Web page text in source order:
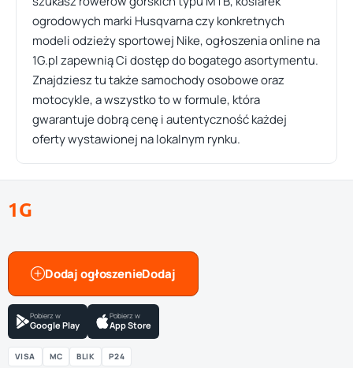
ogrodowych marki Husqvarna czy konkretnych
modeli odzieży sportowej Nike, ogłoszenia online na
1G.pl zapewnią Ci dostęp do bogatego asortymentu.
Znajdziesz tu także samochody osobowe oraz
motocykle, a wszystko to w formule, która
gwarantuje dobrą cenę i autentyczność każdej
oferty wystawionej na lokalnym rynku.
1G
Dodaj ogłoszenie
Pobierz w
Google Play
Pobierz w
App Store
VISA MC BLIK P24